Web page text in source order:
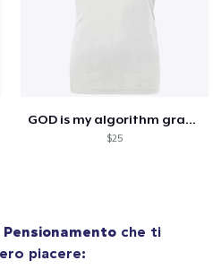
GOD is my algorithm graphic tee
$25
Pensionamento che ti
piacere: